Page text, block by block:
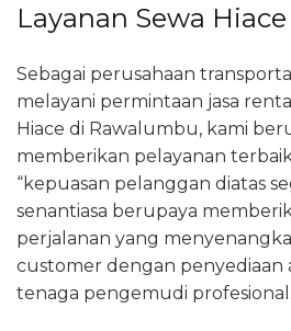
Layanan Sewa
Sebagai perusahaan
melayani permintaan jasa
Hiace di Rawalumbu, kami
memberikan pelayanan
“kepuasan pelanggan diatas
senantiasa berupaya
perjalanan yang
customer dengan penyediaan
tenaga pengemudi profesional.